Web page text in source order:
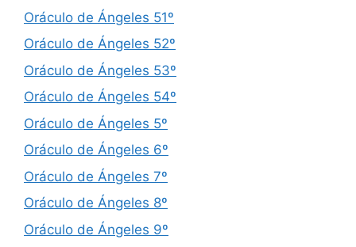
Oráculo de Ángeles 51º
Oráculo de Ángeles 52º
Oráculo de Ángeles 53º
Oráculo de Ángeles 54º
Oráculo de Ángeles 5º
Oráculo de Ángeles 6º
Oráculo de Ángeles 7º
Oráculo de Ángeles 8º
Oráculo de Ángeles 9º